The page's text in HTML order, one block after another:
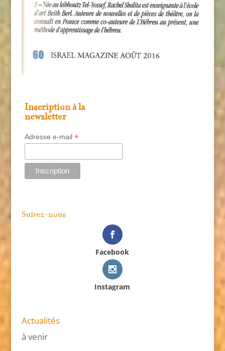
Inscription à la
newsletter
Adresse e-mail *
Suivez-nous
Facebook
Instagram
Actualités
à venir